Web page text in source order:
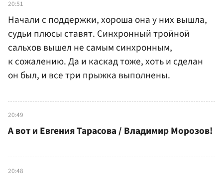
20:51
Начали с поддержки, хороша она у них вышла,
судьи плюсы ставят. Синхронный тройной
сальхов вышел не самым синхронным,
к сожалению. Да и каскад тоже, хоть и сделан
он был, и все три прыжка выполнены.
20:49
А вот и Евгения Тарасова / Владимир Морозов!
20:48